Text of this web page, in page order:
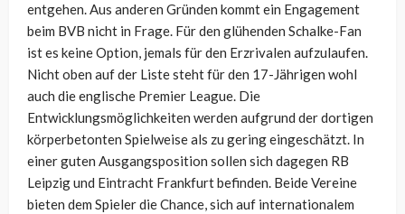
entgehen. Aus anderen Gründen kommt ein Engagement
beim BVB nicht in Frage. Für den glühenden Schalke-Fan
ist es keine Option, jemals für den Erzrivalen aufzulaufen.
Nicht oben auf der Liste steht für den 17-Jährigen wohl
auch die englische Premier League. Die
Entwicklungsmöglichkeiten werden aufgrund der dortigen
körperbetonten Spielweise als zu gering eingeschätzt. In
einer guten Ausgangsposition sollen sich dagegen RB
Leipzig und Eintracht Frankfurt befinden. Beide Vereine
bieten dem Spieler die Chance, sich auf internationalem